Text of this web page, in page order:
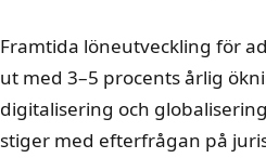
Framtida löneutveckling för
ut med 3–5 procents årlig
digitalisering och
stiger med efterfrågan på